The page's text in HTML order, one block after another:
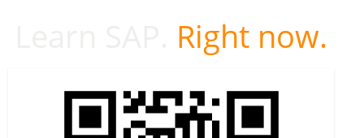
Right now.